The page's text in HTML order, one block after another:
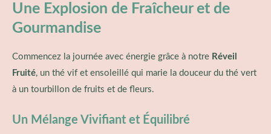
Une Explosion de Fraîcheur et de
Gourmandise
Commencez la journée avec énergie grâce à notre Réveil
Fruité, un thé vif et ensoleillé qui marie la douceur du thé vert
à un tourbillon de fruits et de fleurs.
Un Mélange Vivifiant et Équilibré